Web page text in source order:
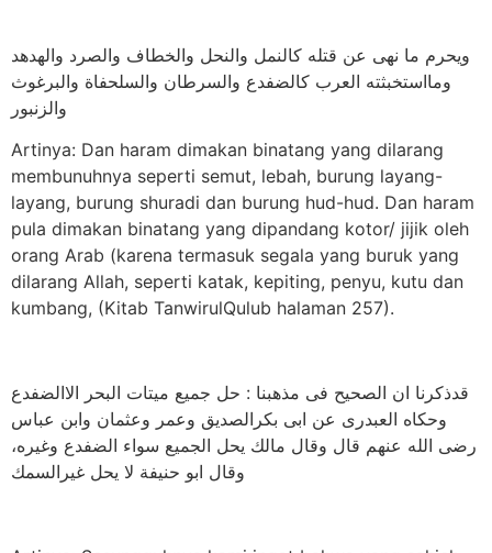
ويحرم ما نهى عن قتله كالنمل والنحل والخطاف والصرد والهدهد
ومااستخبثته العرب كالضفدع والسرطان والسلحفاة والبرغوث
والزنبور
Artinya: Dan haram dimakan binatang yang dilarang
membunuhnya seperti semut, lebah, burung layang-
layang, burung shuradi dan burung hud-hud. Dan haram
pula dimakan binatang yang dipandang kotor/ jijik oleh
orang Arab (karena termasuk segala yang buruk yang
dilarang Allah, seperti katak, kepiting, penyu, kutu dan
kumbang, (Kitab TanwirulQulub halaman 257).
قدذكرنا ان الصحيح فى مذهبنا : حل جميع ميتات البحر الاالضفدع
وحكاه العبدرى عن ابى بكرالصديق وعمر وعثمان وابن عباس
رضى الله عنهم قال وقال مالك يحل الجميع سواء الضفدع وغيره،
وقال ابو حنيفة لا يحل غيرالسمك